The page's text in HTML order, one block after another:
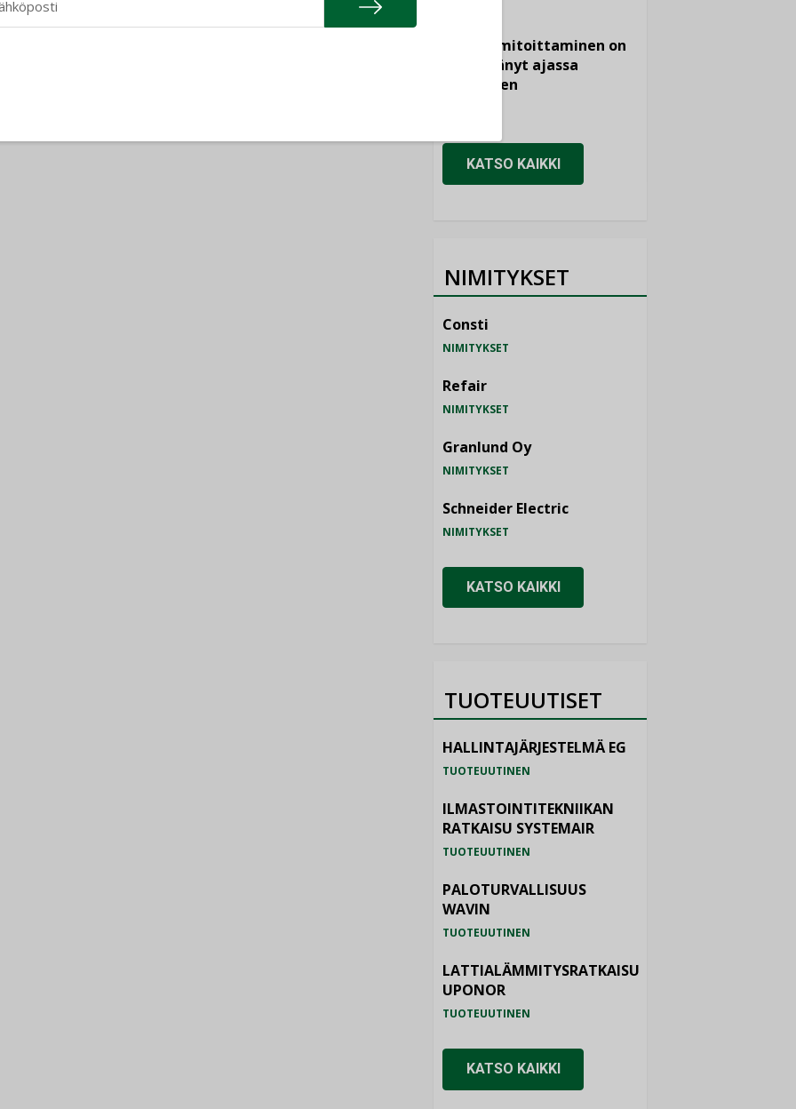
viemärimitoittaminen on
jämähtänyt ajassa
paikalleen
KATSO KAIKKI
NIMITYKSET
Consti
NIMITYKSET
Refair
NIMITYKSET
Granlund Oy
NIMITYKSET
Schneider Electric
NIMITYKSET
KATSO KAIKKI
TUOTEUUTISET
HALLINTAJÄRJESTELMÄ EG
TUOTEUUTINEN
ILMASTOINTITEKNIIKAN
RATKAISU SYSTEMAIR
TUOTEUUTINEN
PALOTURVALLISUUS
WAVIN
TUOTEUUTINEN
LATTIALÄMMITYSRATKAISU
UPONOR
TUOTEUUTINEN
KATSO KAIKKI